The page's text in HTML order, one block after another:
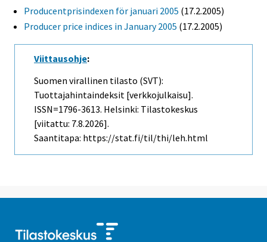
Producentprisindexen för januari 2005 (17.2.2005)
Producer price indices in January 2005 (17.2.2005)
Viittausohje:
Suomen virallinen tilasto (SVT):
Tuottajahintaindeksit [verkkojulkaisu].
ISSN=1796-3613. Helsinki: Tilastokeskus
[viitattu: 7.8.2026].
Saantitapa: https://stat.fi/til/thi/leh.html